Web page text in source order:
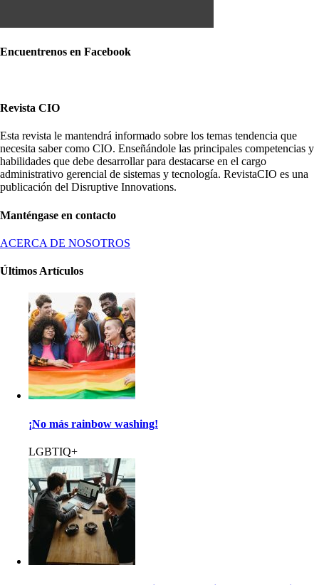
Encuentrenos en Facebook
Revista CIO
Esta revista le mantendrá informado sobre los temas tendencia que
necesita saber como CIO. Enseñándole las principales competencias y
habilidades que debe desarrollar para destacarse en el cargo
administrativo gerencial de sistemas y tecnología. RevistaCIO es una
publicación del Disruptive Innovations.
Manténgase en contacto
ACERCA DE NOSOTROS
Últimos Artículos
¡No más rainbow washing!
LGBTIQ+